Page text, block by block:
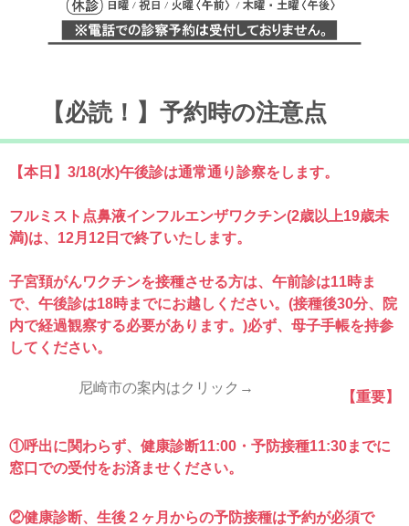
【必読！】予約時の注意点
【本日】3/18(水)午後診は通常通り診察をします。
フルミスト点鼻液インフルエンザワクチン(2歳以上19歳未
満)は、12月12日で終了いたします。
子宮頚がんワクチンを接種させる方は、午前診は11時ま
で、午後診は18時までにお越しください。(接種後30分、院
内で経過観察する必要があります。)必ず、母子手帳を持参
してください。
尼崎市の案内はクリック→
【重要】
①呼出に関わらず、健康診断11:00・予防接種11:30までに
窓口での受付をお済ませください。
②健康診断、生後２ヶ月からの予防接種は予約が必須で